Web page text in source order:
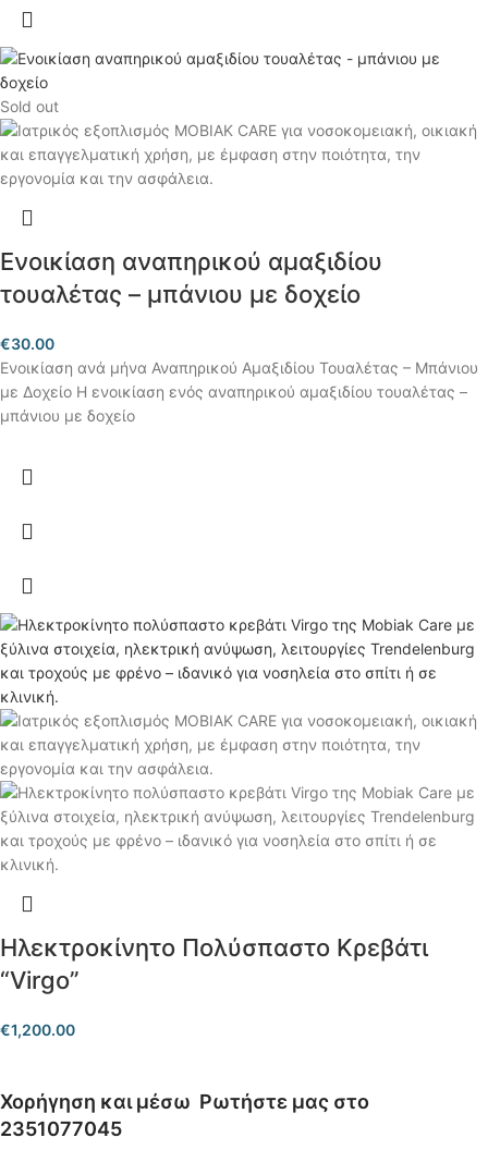
Sold out
Ενοικίαση αναπηρικού αμαξιδίου
τουαλέτας – μπάνιου με δοχείο
€30.00
Ενοικίαση ανά μήνα Αναπηρικού Αμαξιδίου Τουαλέτας – Μπάνιου
με Δοχείο Η ενοικίαση ενός αναπηρικού αμαξιδίου τουαλέτας –
μπάνιου με δοχείο
Ηλεκτροκίνητο Πολύσπαστο Κρεβάτι
“Virgo”
€1,200.00
Χορήγηση και μέσω Ρωτήστε μας στο
2351077045